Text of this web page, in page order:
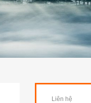
Liên hệ